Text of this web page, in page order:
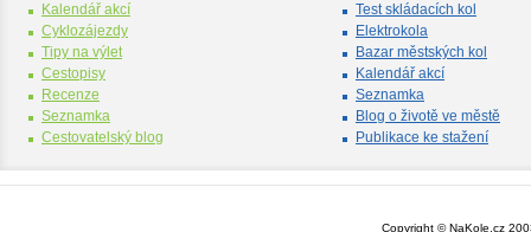
Kalendář akcí
Cyklozájezdy
Tipy na výlet
Cestopisy
Recenze
Seznamka
Cestovatelský blog
Test skládacích kol
Elektrokola
Bazar městských kol
Kalendář akcí
Seznamka
Blog o životě ve městě
Publikace ke stažení
Copyright © NaKole.cz